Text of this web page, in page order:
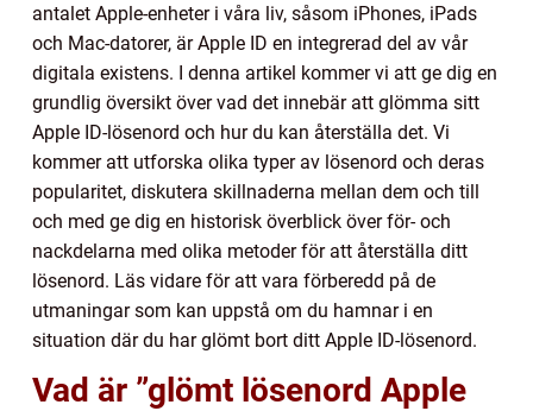
antalet Apple-enheter i våra liv, såsom iPhones, iPads
och Mac-datorer, är Apple ID en integrerad del av vår
digitala existens. I denna artikel kommer vi att ge dig en
grundlig översikt över vad det innebär att glömma sitt
Apple ID-lösenord och hur du kan återställa det. Vi
kommer att utforska olika typer av lösenord och deras
popularitet, diskutera skillnaderna mellan dem och till
och med ge dig en historisk överblick över för- och
nackdelarna med olika metoder för att återställa ditt
lösenord. Läs vidare för att vara förberedd på de
utmaningar som kan uppstå om du hamnar i en
situation där du har glömt bort ditt Apple ID-lösenord.
Vad är ”glömt lösenord Apple